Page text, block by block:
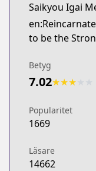
Saikyou Igai
to be the
Betyg
7.02★★★
Popularitet
1669
Läsare
14662